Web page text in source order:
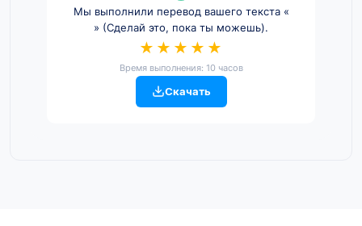
Мы выполнили перевод вашего текста «
» (Сделай это, пока ты можешь).
★★★★★
Время выполнения: 10 часов
Скачать